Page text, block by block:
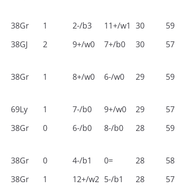
38Gr 1 2-/b3 11+/w1 30
59
38GJ 2 9+/w0 7+/b0 30 57
38Gr 1 8+/w0 6-/w0 29 59
69Ly 1 7-/b0 9+/w0 29
57
38Gr 0 6-/b0 8-/b0 28 59
38Gr 0 4-/b1 0= 28
58
38Gr 1 12+/w2 5-/b1 28 57